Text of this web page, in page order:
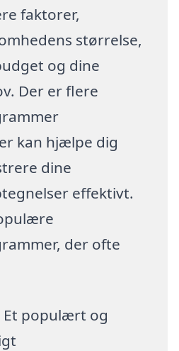
faktorer,
størrelse,
og dine
Der er flere
kan hjælpe dig
dine
effektivt.
der ofte
Et populært og